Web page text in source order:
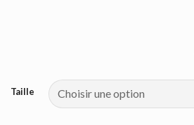
Taille